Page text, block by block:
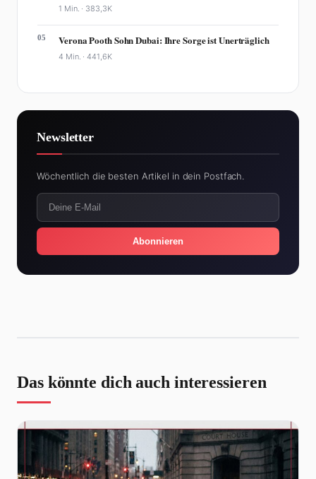
1 Min. · 383,3K
05 Verona Pooth Sohn Dubai: Ihre Sorge ist Unerträglich
4 Min. ·441,6K
Newsletter
Wöchentlich die besten Artikel in dein Postfach.
Abonnieren
Das könnte dich auch interessieren